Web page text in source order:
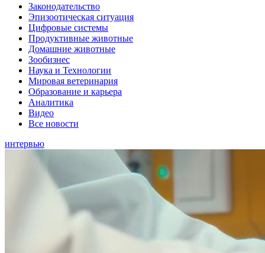
Законодательство
Эпизоотическая ситуация
Цифровые системы
Продуктивные животные
Домашние животные
Зообизнес
Наука и Технологии
Мировая ветеринария
Образование и карьера
Аналитика
Видео
Все новости
интервью